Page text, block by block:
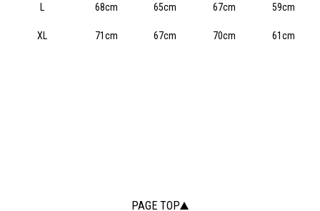
L 68cm 65cm 67cm 59cm
XL 71cm 67cm 70cm 61cm
PAGE TOP